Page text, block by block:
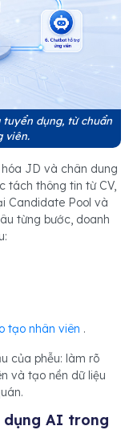
dụng, từ chuẩn
viên.
JD và chân dung
tách thông tin từ CV,
Candidate Pool và
từng bước, doanh
tạo nhân viên .
của phễu: làm rõ
và tạo nền dữ liệu
dụng AI trong